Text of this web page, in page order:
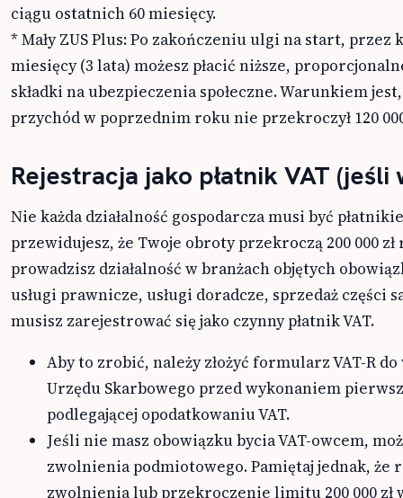
ciągu ostatnich 60 miesięcy.
* Mały ZUS Plus: Po zakończeniu ulgi na start, przez
miesięcy (3 lata) możesz płacić niższe,
składki na ubezpieczenia społeczne. Warunkiem
przychód w poprzednim roku nie przekroczył 120
Rejestracja jako płatnik VAT (jeśli
Nie każda działalność gospodarcza musi być
przewidujesz, że Twoje obroty przekroczą 200 000
prowadzisz działalność w branżach objętych
usługi prawnicze, usługi doradcze, sprzedaż części
musisz zarejestrować się jako czynny płatnik VAT.
Aby to zrobić, należy złożyć formularz VAT-R do
Urzędu Skarbowego przed wykonaniem
podlegającej opodatkowaniu VAT.
Jeśli nie masz obowiązku bycia VAT-owcem,
zwolnienia podmiotowego. Pamiętaj jednak, że
zwolnienia lub przekroczenie limitu 200 000 zł